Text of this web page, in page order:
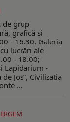
de grup
grafică și
- 16.30. Galeria
lucrări ale
- 18.00;
Lapidarium -
Jos”, Civilizaţia
...